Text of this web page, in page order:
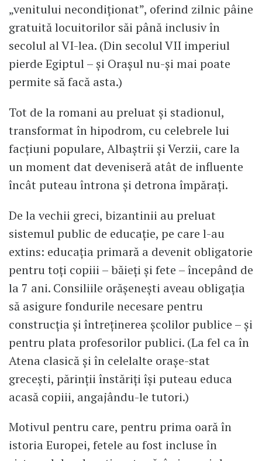
„venitului necondiționat”, oferind zilnic pâine
gratuită locuitorilor săi până inclusiv în
secolul al VI-lea. (Din secolul VII imperiul
pierde Egiptul – și Orașul nu-și mai poate
permite să facă asta.)
Tot de la romani au preluat și stadionul,
transformat în hipodrom, cu celebrele lui
facțiuni populare, Albaștrii și Verzii, care la
un moment dat deveniseră atât de influente
încât puteau întrona și detrona împărați.
De la vechii greci, bizantinii au preluat
sistemul public de educație, pe care l-au
extins: educația primară a devenit obligatorie
pentru toți copiii – băieți și fete – începând de
la 7 ani. Consiliile orășenești aveau obligația
să asigure fondurile necesare pentru
construcția și întreținerea școlilor publice – și
pentru plata profesorilor publici. (La fel ca în
Atena clasică și în celelalte orașe-stat
grecești, părinții înstăriți își puteau educa
acasă copiii, angajându-le tutori.)
Motivul pentru care, pentru prima oară în
istoria Europei, fetele au fost incluse în